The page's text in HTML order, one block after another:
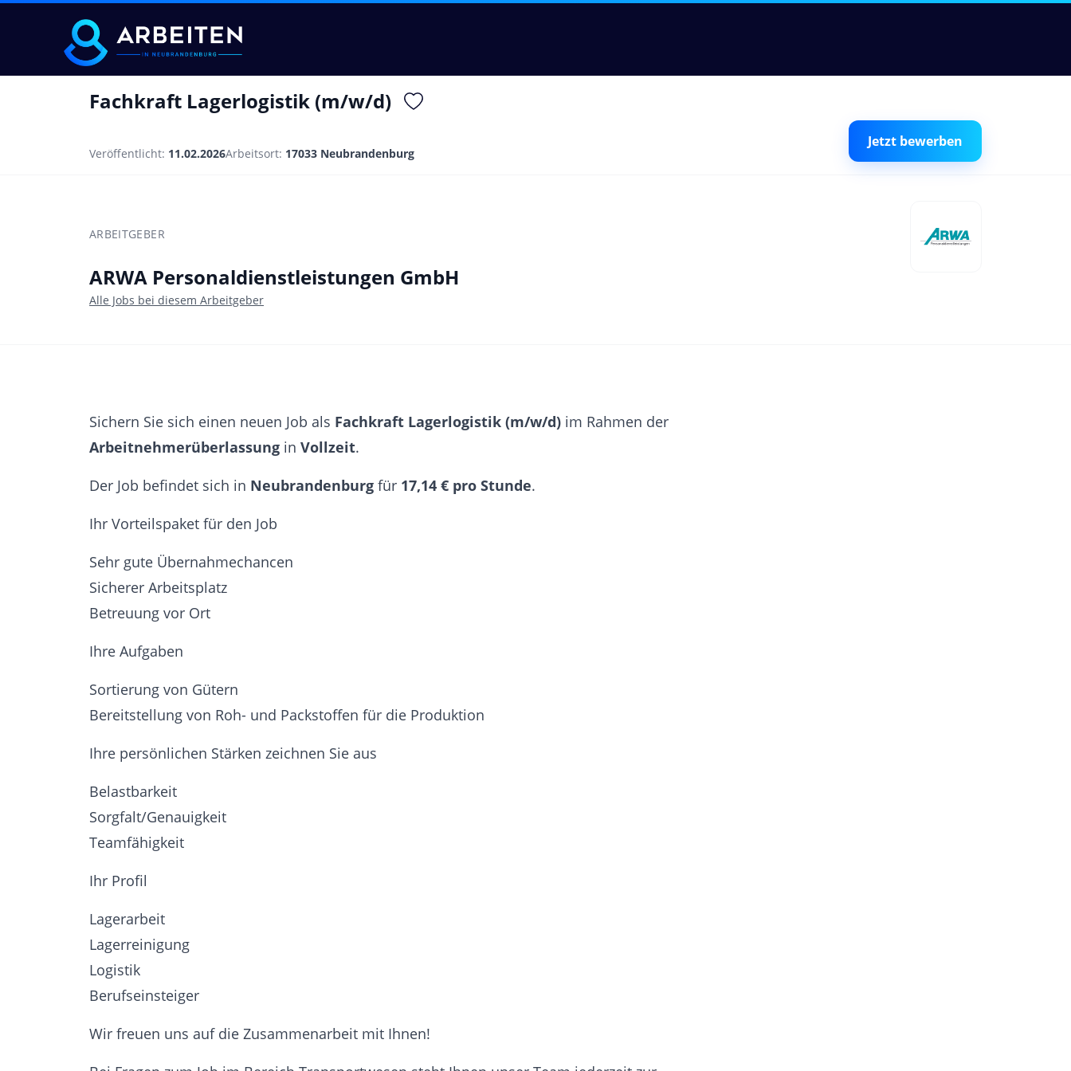
Fachkraft Lagerlogistik (m/w/d)
Veröffentlicht: 11.02.2026Arbeitsort: 17033 Neubrandenburg
Jetzt bewerben
ARBEITGEBER
ARWA Personaldienstleistungen GmbH
Alle Jobs bei diesem Arbeitgeber
Sichern Sie sich einen neuen Job als Fachkraft Lagerlogistik (m/w/d) im Rahmen der
Arbeitnehmerüberlassung in Vollzeit.
Der Job befindet sich in Neubrandenburg für 17,14 € pro Stunde.
Ihr Vorteilspaket für den Job
Sehr gute Übernahmechancen
Sicherer Arbeitsplatz
Betreuung vor Ort
Ihre Aufgaben
Sortierung von Gütern
Bereitstellung von Roh- und Packstoffen für die Produktion
Ihre persönlichen Stärken zeichnen Sie aus
Belastbarkeit
Sorgfalt/Genauigkeit
Teamfähigkeit
Ihr Profil
Lagerarbeit
Lagerreinigung
Logistik
Berufseinsteiger
Wir freuen uns auf die Zusammenarbeit mit Ihnen!